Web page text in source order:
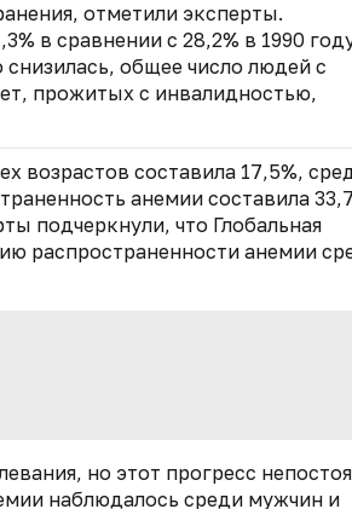
отметили эксперты.
в сравнении с 28,2% в 1990
снизилась, общее число людей с
прожитых с инвалидностью,
возрастов составила 17,5%,
анемии составила
подчеркнули, что Глобальная
распространенности анемии
но этот прогресс
наблюдалось среди мужчин и